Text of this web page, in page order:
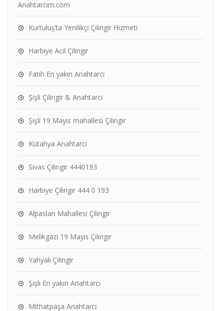
Anahtarcim.com
Kurtuluş’ta Yenilikçi Çilingir Hizmeti
Harbiye Acil Çilingir
Fatih En yakın Anahtarcı
Şişli Çilingir & Anahtarcı
Şişli 19 Mayıs mahallesi Çilingir
Kütahya Anahtarcı
Sivas Çilingir 4440193
Harbiye Çilingir 444 0 193
Alpaslan Mahallesi Çilingir
Melikgazi 19 Mayıs Çilingir
Yahyalı Çilingir
Şişli En yakın Anahtarcı
Mithatpaşa Anahtarcı